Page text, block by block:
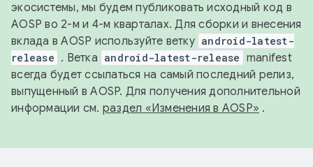
экосистемы, мы будем публиковать исходный код в
AOSP во 2-м и 4-м кварталах. Для сборки и внесения
вклада в AOSP используйте ветку android-latest-
release . Ветка android-latest-release manifest
всегда будет ссылаться на самый последний релиз,
выпущенный в AOSP. Для получения дополнительной
информации см. раздел «Изменения в AOSP» .